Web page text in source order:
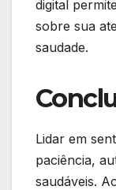
digital
sobre sua
saudade.
Lidar em
paciência,
saudáveis.